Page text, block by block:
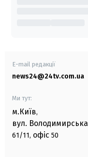
E-mail редакції
news24@24tv.com.ua
Ми тут:
м.Київ,
вул. Володимирська
61/11, офіс 50